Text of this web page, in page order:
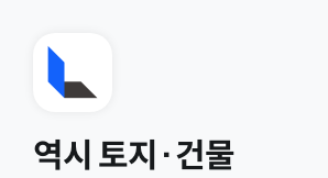
역시 토지·건물